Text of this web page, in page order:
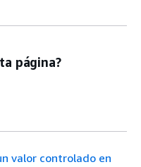
página?
valor controlado en